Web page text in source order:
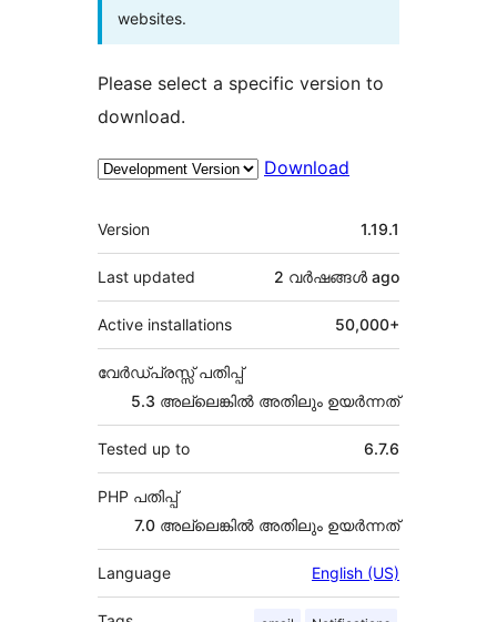
websites.
Please select a specific version to
download.
Download
Meta
Version 1.19.1
Last updated 2 വര്‍ഷങ്ങള്‍ ago
Active installations 50,000+
വേർഡ്പ്രസ്സ് പതിപ്പ്
5.3 അല്ലെങ്കില്‍ അതിലും ഉയര്‍ന്നത്
Tested up to 6.7.6
PHP പതിപ്പ്
7.0 അല്ലെങ്കില്‍ അതിലും ഉയര്‍ന്നത്
Language English (US)